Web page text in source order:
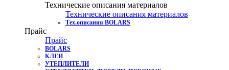
Технические описания материалов
Технические описания материалов
Тех.описания BOLARS
Прайс
Прайс
BOLARS
КЛЕИ
УТЕПЛИТЕЛИ